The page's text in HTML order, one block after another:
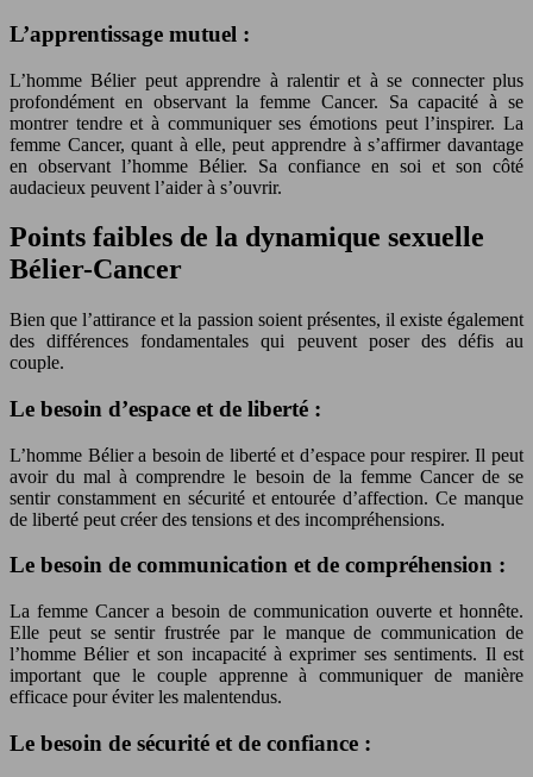
L’apprentissage mutuel :
L’homme Bélier peut apprendre à ralentir et à se connecter plus
profondément en observant la femme Cancer. Sa capacité à se
montrer tendre et à communiquer ses émotions peut l’inspirer. La
femme Cancer, quant à elle, peut apprendre à s’affirmer davantage
en observant l’homme Bélier. Sa confiance en soi et son côté
audacieux peuvent l’aider à s’ouvrir.
Points faibles de la dynamique sexuelle
Bélier-Cancer
Bien que l’attirance et la passion soient présentes, il existe également
des différences fondamentales qui peuvent poser des défis au
couple.
Le besoin d’espace et de liberté :
L’homme Bélier a besoin de liberté et d’espace pour respirer. Il peut
avoir du mal à comprendre le besoin de la femme Cancer de se
sentir constamment en sécurité et entourée d’affection. Ce manque
de liberté peut créer des tensions et des incompréhensions.
Le besoin de communication et de compréhension :
La femme Cancer a besoin de communication ouverte et honnête.
Elle peut se sentir frustrée par le manque de communication de
l’homme Bélier et son incapacité à exprimer ses sentiments. Il est
important que le couple apprenne à communiquer de manière
efficace pour éviter les malentendus.
Le besoin de sécurité et de confiance :